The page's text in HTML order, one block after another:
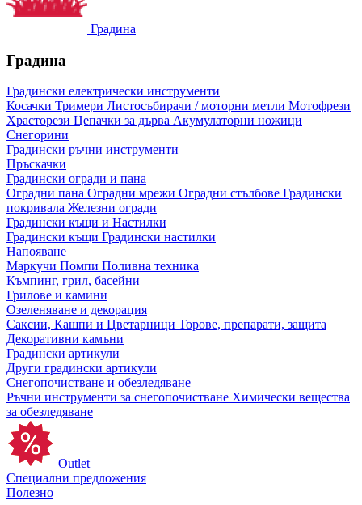
Градина
Градина
Градински електрически инструменти
Косачки Тримери Листосъбирачи / моторни метли Мотофрези
Храсторези Цепачки за дърва Акумулаторни ножици
Снегорини
Градински ръчни инструменти
Пръскачки
Градински огради и пана
Оградни пана Оградни мрежи Оградни стълбове Градински
покривала Железни огради
Градински къщи и Настилки
Градински къщи Градински настилки
Напояване
Маркучи Помпи Поливна техника
Къмпинг, грил, басейни
Грилове и камини
Озеленяване и декорация
Саксии, Кашпи и Цветарници Торове, препарати, защита
Декоративни камъни
Градински артикули
Други градински артикули
Снегопочистване и обезледяване
Ръчни инструменти за снегопочистване Химически вещества
за обезледяване
Outlet
Специални предложения
Полезно